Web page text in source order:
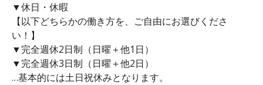
▼休日・休暇
【以下どちらかの働き方を、ご自由にお選びくださ
い！】
▼完全週休2日制（日曜＋他1日）
▼完全週休3日制（日曜＋他2日）
…基本的には土日祝休みとなります。